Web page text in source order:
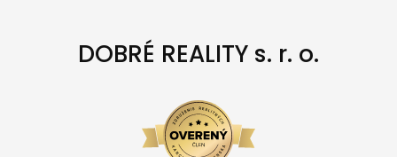
DOBRÉ REALITY s. r. o.